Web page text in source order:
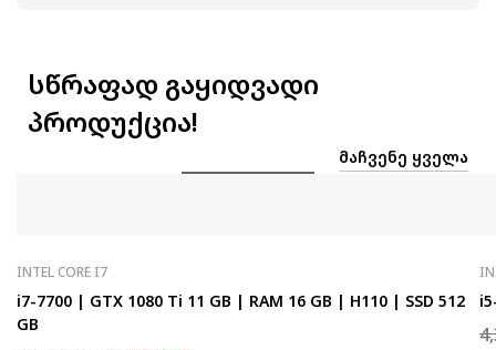
სწრაფად გაყიდვადი
პროდუქცია!
ᲛᲐᲩᲕᲔᲜᲔ ᲧᲕᲔᲚᲐ
INTEL CORE I7
i7-7700 | GTX 1080 Ti 11 GB | RAM 16 GB | H110 | SSD 512
GB